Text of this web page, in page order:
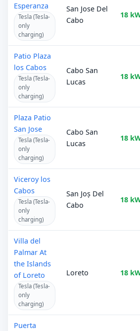
Esperanza
Tesla (Tesla-
only
charging)
San Jose Del
Cabo
18
Patio Plaza
los Cabos
Tesla (Tesla-
only
charging)
Cabo San
Lucas
18
Plaza Patio
San Jose
Tesla (Tesla-
only
charging)
Cabo San
Lucas
18
Viceroy los
Cabos
Tesla (Tesla-
only
charging)
San Jos̩ Del
Cabo
18
Villa del
Palmar At
the Islands
of Loreto
Tesla (Tesla-
only
charging)
Loreto 18
Puerta